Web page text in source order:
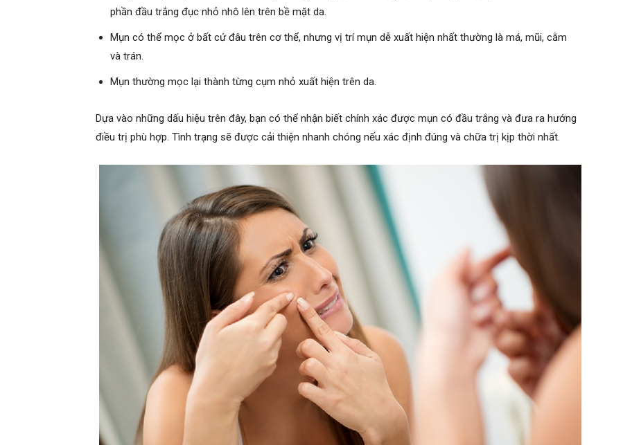
phần đầu trắng đục nhỏ nhô lên trên bề mặt da.
Mụn có thể mọc ở bất cứ đâu trên cơ thể, nhưng vị trí mụn dễ xuất hiện nhất thường là má, mũi, cằm
và trán.
Mụn thường mọc lại thành từng cụm nhỏ xuất hiện trên da.
Dựa vào những dấu hiệu trên đây, bạn có thể nhận biết chính xác được mụn có đầu trắng và đưa ra hướng
điều trị phù hợp. Tình trạng sẽ được cải thiện nhanh chóng nếu xác định đúng và chữa trị kịp thời nhất.